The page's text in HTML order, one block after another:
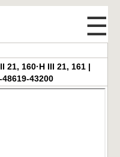
☰
21, 160·H III 21, 161 |
43200